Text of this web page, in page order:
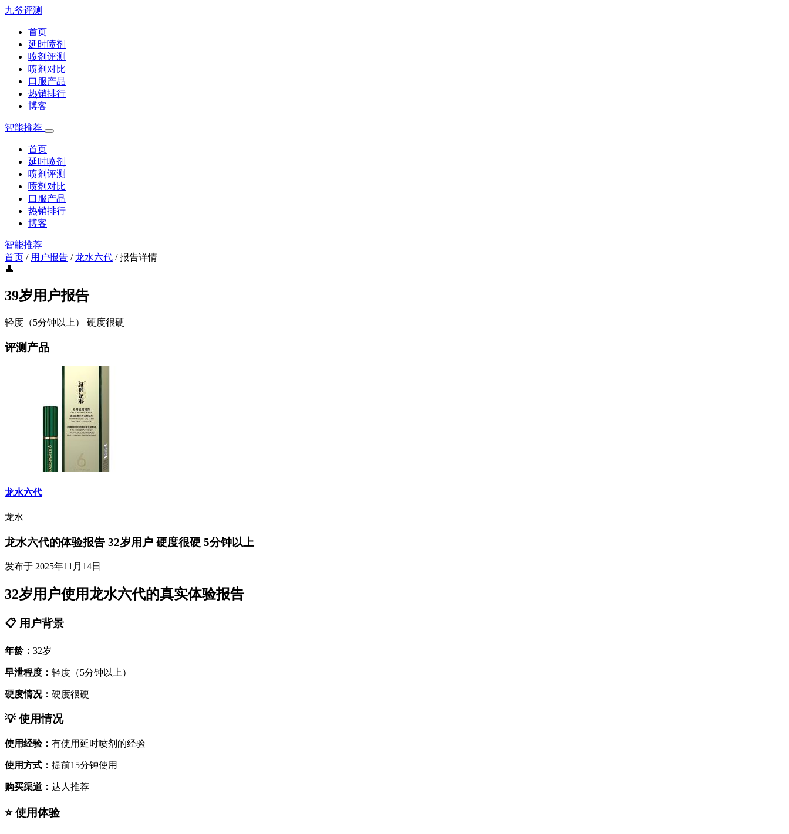
九爷评测
首页
延时喷剂
喷剂评测
喷剂对比
口服产品
热销排行
博客
智能推荐
首页
延时喷剂
喷剂评测
喷剂对比
口服产品
热销排行
博客
智能推荐
首页 / 用户报告 /龙水六代 /报告详情
👤
39岁用户报告
轻度（5分钟以上） 硬度很硬
评测产品
龙水六代
龙水
龙水六代的体验报告 32岁用户 硬度很硬 5分钟以上
发布于 2025年11月14日
32岁用户使用龙水六代的真实体验报告
📋 用户背景
年龄： 32岁
早泄程度： 轻度（5分钟以上）
硬度情况： 硬度很硬
💡 使用情况
使用经验： 有使用延时喷剂的经验
使用方式： 提前15分钟使用
购买渠道： 达人推荐
⭐ 使用体验